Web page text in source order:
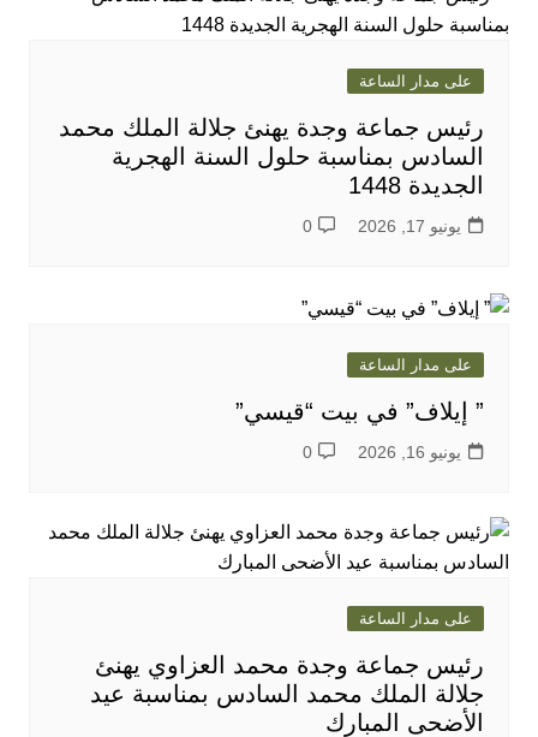
على مدار الساعة
رئيس جماعة وجدة يهنئ جلالة الملك محمد
السادس بمناسبة حلول السنة الهجرية
الجديدة 1448
يونيو 17, 2026 0
على مدار الساعة
” إيلاف” في بيت “قيسي”
يونيو 16, 2026 0
على مدار الساعة
رئيس جماعة وجدة محمد العزاوي يهنئ
جلالة الملك محمد السادس بمناسبة عيد
الأضحى المبارك